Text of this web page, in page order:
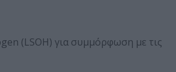
(LSOH) για συμμόρφωση με τις